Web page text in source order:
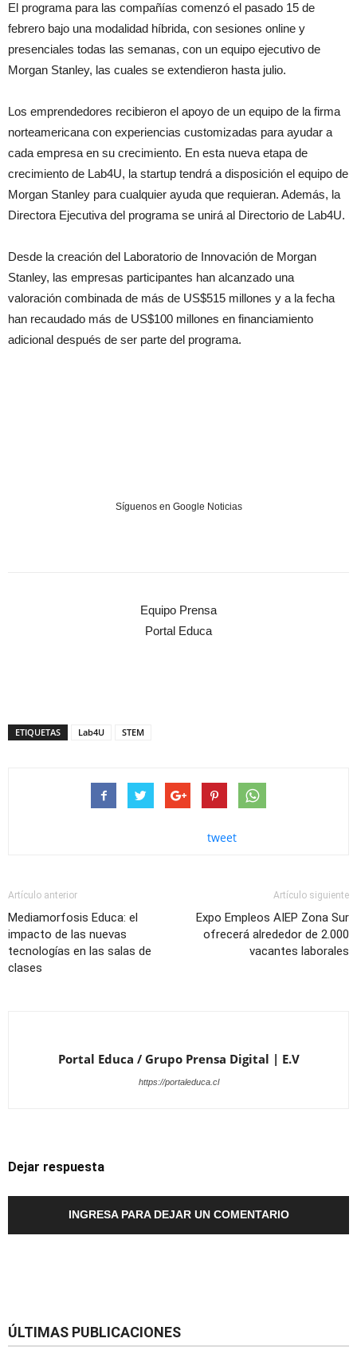
El programa para las compañías comenzó el pasado 15 de
febrero bajo una modalidad híbrida, con sesiones online y
presenciales todas las semanas, con un equipo ejecutivo de
Morgan Stanley, las cuales se extendieron hasta julio.
Los emprendedores recibieron el apoyo de un equipo de la firma
norteamericana con experiencias customizadas para ayudar a
cada empresa en su crecimiento. En esta nueva etapa de
crecimiento de Lab4U, la startup tendrá a disposición el equipo de
Morgan Stanley para cualquier ayuda que requieran. Además, la
Directora Ejecutiva del programa se unirá al Directorio de Lab4U.
Desde la creación del Laboratorio de Innovación de Morgan
Stanley, las empresas participantes han alcanzado una
valoración combinada de más de US$515 millones y a la fecha
han recaudado más de US$100 millones en financiamiento
adicional después de ser parte del programa.
Síguenos en Google Noticias
Equipo Prensa
Portal Educa
ETIQUETAS Lab4U STEM
tweet
Artículo anterior
Mediamorfosis Educa: el
impacto de las nuevas
tecnologías en las salas de
clases
Artículo siguiente
Expo Empleos AIEP Zona Sur
ofrecerá alrededor de 2.000
vacantes laborales
Portal Educa / Grupo Prensa Digital | E.V
https://portaleduca.cl
Dejar respuesta
INGRESA PARA DEJAR UN COMENTARIO
ÚLTIMAS PUBLICACIONES